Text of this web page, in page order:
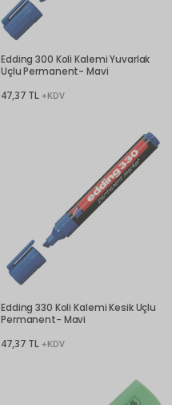
Edding 300 Koli Kalemi Yuvarlak
Uçlu Permanent- Mavi
47,37 TL +KDV
Edding 330 Koli Kalemi Kesik Uçlu
Permanent- Mavi
47,37 TL +KDV